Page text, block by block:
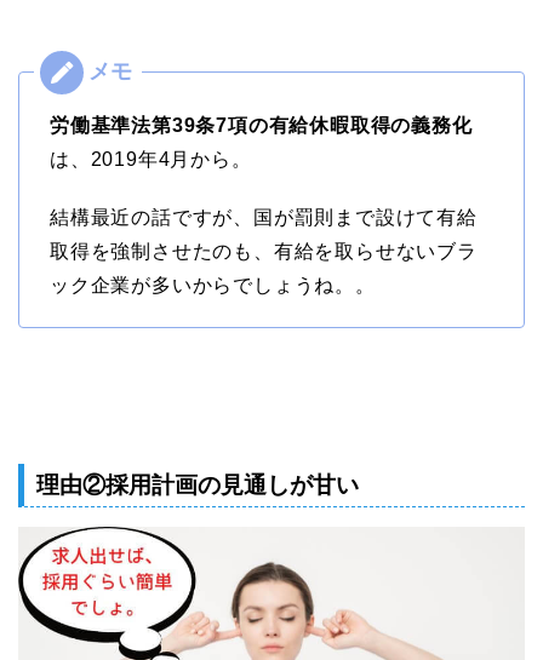
労働基準法第39条7項の有給休暇取得の義務化
は、2019年4月から。
結構最近の話ですが、国が罰則まで設けて有給
取得を強制させたのも、有給を取らせないブラ
ック企業が多いからでしょうね。。
理由②採用計画の見通しが甘い